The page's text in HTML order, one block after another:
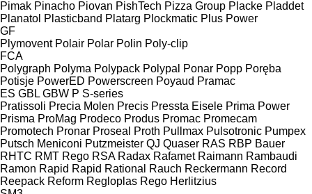
Pimak Pinacho Piovan PishTech Pizza Group Placke Pladdet
Planatol Plasticband Platarg Plockmatic Plus Power
GF
Plymovent Polair Polar Polin Poly-clip
FCA
Polygraph Polyma Polypack Polypal Ponar Popp Poręba
Potisje PowerED Powerscreen Poyaud Pramac
ES GBL GBW P S-series
Pratissoli Precia Molen Precis Pressta Eisele Prima Power
Prisma ProMag Prodeco Produs Promac Promecam
Promotech Pronar Proseal Proth Pullmax Pulsotronic Pumpex
Putsch Meniconi Putzmeister QJ Quaser RAS RBP Bauer
RHTC RMT Rego RSA Radax Rafamet Raimann Rambaudi
Ramon Rapid Rapid Rational Rauch Reckermann Record
Reepack Reform Regloplas Rego Herlitzius